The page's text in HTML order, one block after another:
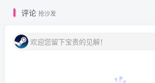
评论 抢沙发
欢迎您留下宝贵的见解！